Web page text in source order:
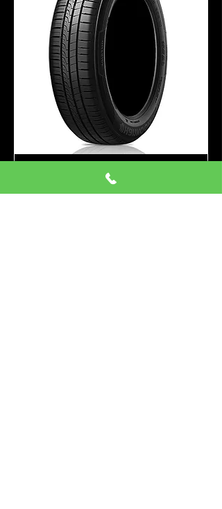
165/50R15 4本 ハンコック